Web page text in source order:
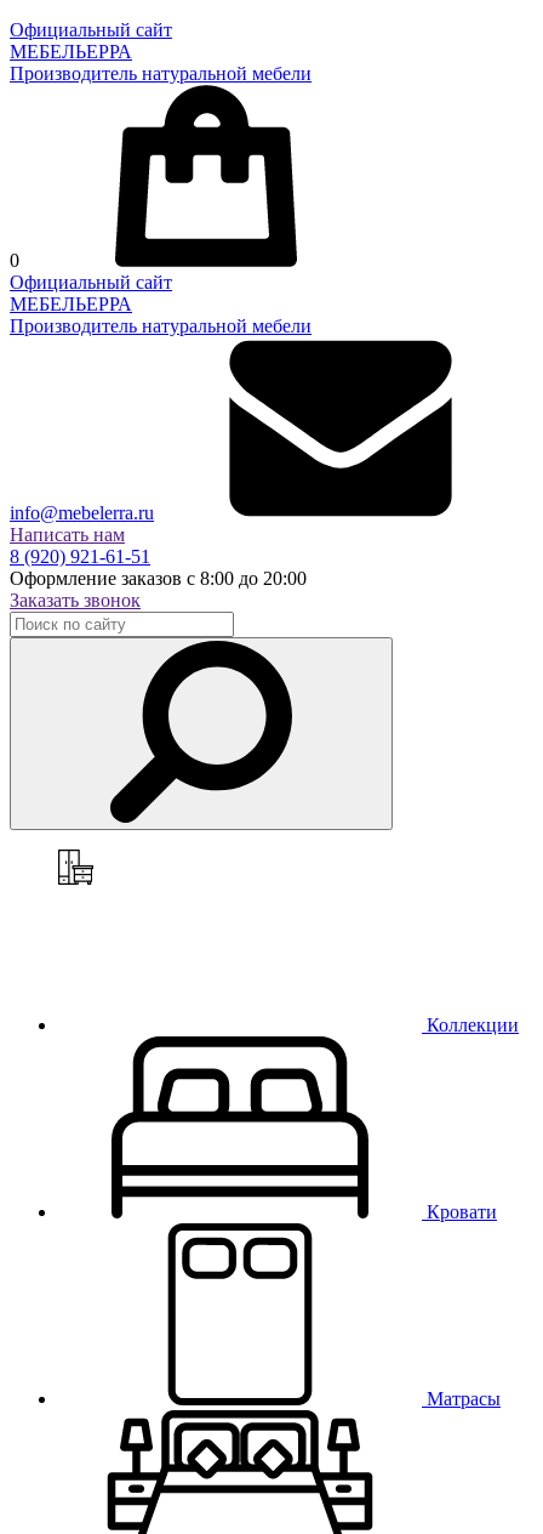
Официальный сайт
МЕБЕЛЬЕРРА
Производитель натуральной мебели
0
Официальный сайт
МЕБЕЛЬЕРРА
Производитель натуральной мебели
info@mebelerra.ru
Написать нам
8 (920) 921-61-51
Оформление заказов с 8:00 до 20:00
Заказать звонок
Коллекции
Кровати
Матрасы